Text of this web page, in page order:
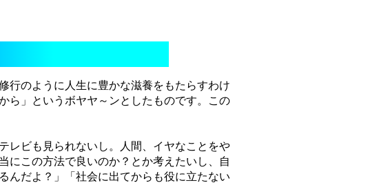
行のように人生に豊かな滋養をもたらすわけ
ら」というボヤヤ～ンとしたものです。この
レビも見られないし。人間、イヤなことをや
にこの方法で良いのか？とか考えたいし、自
んだよ？」「社会に出てからも役に立たない